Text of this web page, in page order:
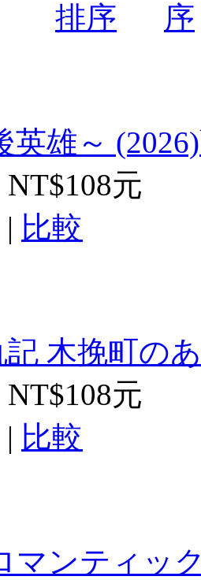
英雄～
NT$108元
| 比較
木挽町の
NT$108元
| 比較
マンティッ